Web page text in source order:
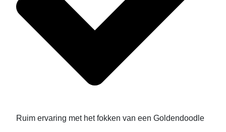
Ruim ervaring met het fokken van een Goldendoodle